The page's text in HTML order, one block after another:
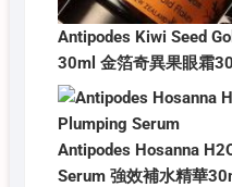
Antipodes Kiwi Seed
30ml 金箔奇異果眼霜
Antipodes Hosanna
Serum 強效補水精華